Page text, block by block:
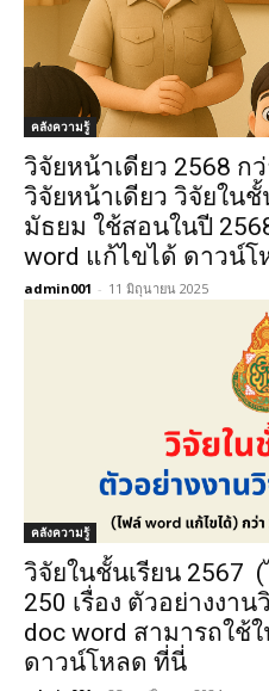
คลังความรู้
วิจัยหน้าเดียว 2568 ก
วิจัยหน้าเดียว วิจัยใน
มัธยม ใช้สอนในปี
word แก้ไขได้ ดาวน์
admin001 - 11 มิถุนายน 2025
คลังความรู้
วิจัยในชั้นเรียน 2567
250 เรื่อง ตัวอย่างงา
doc word สามารถใช้
ดาวน์โหลด ที่นี่